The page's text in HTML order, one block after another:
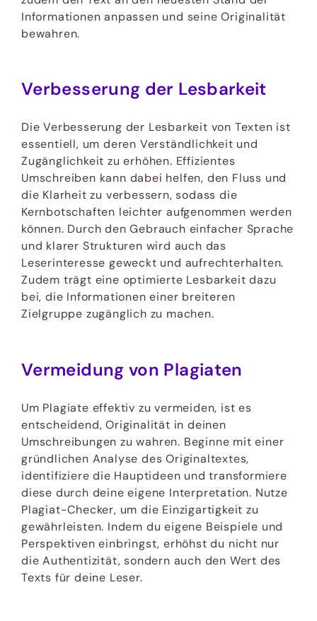
Informationen anpassen und seine Originalität
bewahren.
Verbesserung der Lesbarkeit
Die Verbesserung der Lesbarkeit von Texten ist
essentiell, um deren Verständlichkeit und
Zugänglichkeit zu erhöhen. Effizientes
Umschreiben kann dabei helfen, den Fluss und
die Klarheit zu verbessern, sodass die
Kernbotschaften leichter aufgenommen werden
können. Durch den Gebrauch einfacher Sprache
und klarer Strukturen wird auch das
Leserinteresse geweckt und aufrechterhalten.
Zudem trägt eine optimierte Lesbarkeit dazu
bei, die Informationen einer breiteren
Zielgruppe zugänglich zu machen.
Vermeidung von Plagiaten
Um Plagiate effektiv zu vermeiden, ist es
entscheidend, Originalität in deinen
Umschreibungen zu wahren. Beginne mit einer
gründlichen Analyse des Originaltextes,
identifiziere die Hauptideen und transformiere
diese durch deine eigene Interpretation. Nutze
Plagiat-Checker, um die Einzigartigkeit zu
gewährleisten. Indem du eigene Beispiele und
Perspektiven einbringst, erhöhst du nicht nur
die Authentizität, sondern auch den Wert des
Texts für deine Leser.